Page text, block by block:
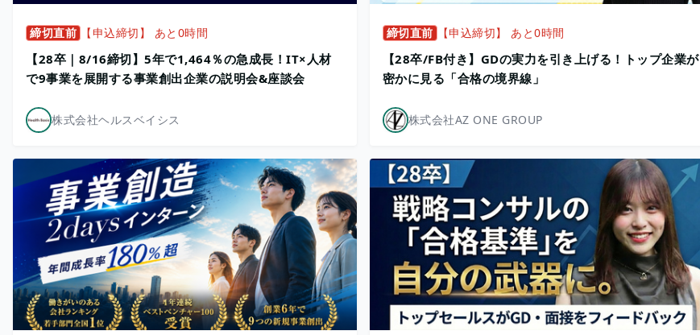
締切直前 【申込締切】 あと0時間
【28卒｜8/16締切】5年で1,464％の急成長！IT×人材
で9事業を展開する事業創出企業の説明会&座談会
株式会社ヘルスベイシス
締切直前 【申込締切】 あと0時間
【28卒/FB付き】GDの実力を引き上げる！トップ企業が
密かに見る「合格の境界線」
株式会社AZ ONE GROUP